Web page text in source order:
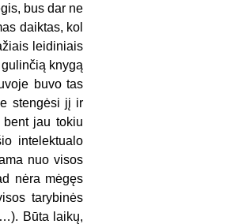
bus dar ne
daiktas, kol
leidiniais
knygą
buvo tas
stengėsi jį ir
jau tokiu
intelektualo
nuo visos
nėra mėgęs
tarybinės
Būta laikų,